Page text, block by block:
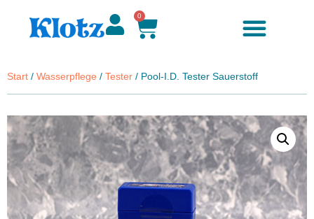
0
Start / Wasserpflege / Tester / Pool-I.D. Tester Sauerstoff